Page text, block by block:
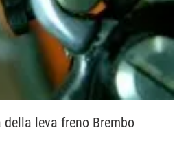
leva freno Brembo